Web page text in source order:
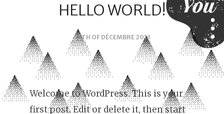
HELLO WORLD!
25TH OF DÉCEMBRE 2013
Welcome to WordPress. This is your
first post. Edit or delete it, then start